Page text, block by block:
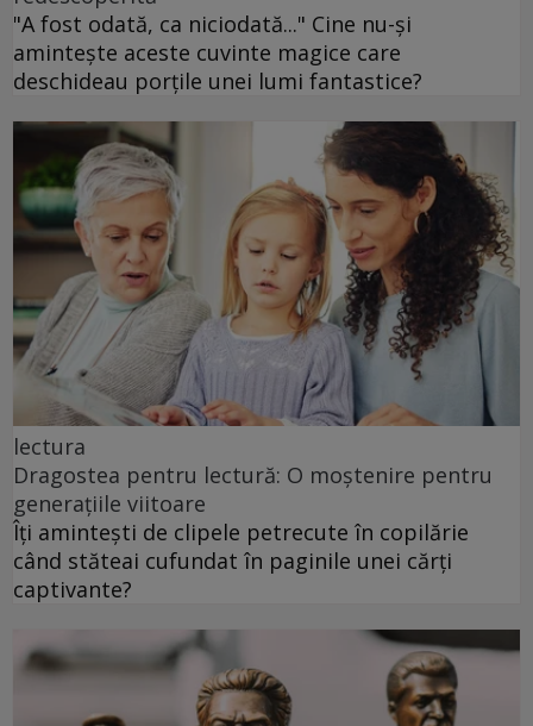
"A fost odată, ca niciodată..." Cine nu-și
amintește aceste cuvinte magice care
deschideau porțile unei lumi fantastice?
lectura
Dragostea pentru lectură: O moștenire pentru
generațiile viitoare
Îți amintești de clipele petrecute în copilărie
când stăteai cufundat în paginile unei cărți
captivante?